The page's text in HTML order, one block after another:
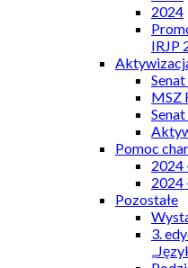
2024
IRJP
MSZ
Pomoc
2024
2024
Pozostałe
3.